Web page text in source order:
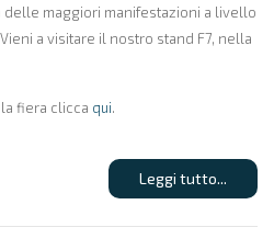
delle maggiori manifestazioni a livello
a visitare il nostro stand F7, nella
fiera clicca qui.
Leggi tutto...